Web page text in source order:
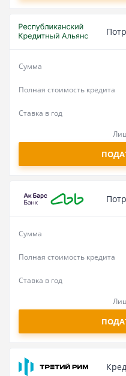
Сумма
Полная стоимость кредита
Ставка в год
Сумма
Полная стоимость кредита
Ставка в год